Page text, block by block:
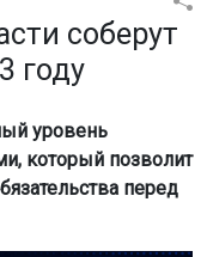
соберут
году
уровень
который позволит
перед